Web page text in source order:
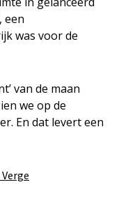
een
was voor de
van de maan
we op de
En dat levert een